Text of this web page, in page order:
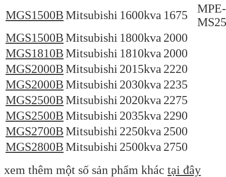
MGS1500BMitsubishi 1600kva 1675
MPE-
MGS1500BMitsubishi 1800kva 2000
MGS1810BMitsubishi 1810kva 2000
MGS2000BMitsubishi 2015kva 2220
MGS2000BMitsubishi 2030kva 2235
MGS2500BMitsubishi 2020kva 2275
MGS2500BMitsubishi 2035kva 2290
MGS2700BMitsubishi 2250kva 2500
MGS2800BMitsubishi 2500kva 2750
xem thêm một số sản phẩm khác tại đây